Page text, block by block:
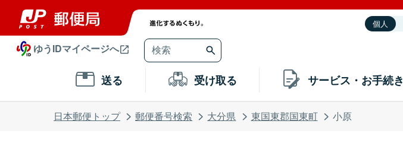
個人
ゆうIDマイページへ
送る 受け取る サービス・お手続き
日本郵便トップ 郵便番号検索 大分県 東国東郡国東町 小原